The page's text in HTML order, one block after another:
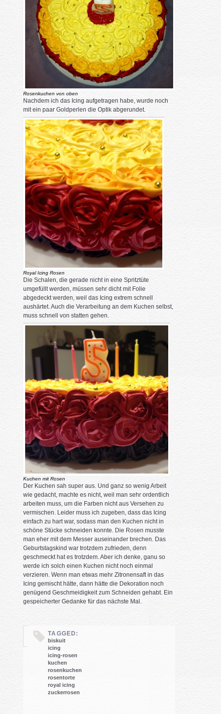
Rosenkuchen von oben
Nachdem ich das Icing aufgetragen habe, wurde noch
mit ein paar Goldperlen die Optik abgerundet.
Royal Icing Rosen
Die Schalen, die gerade nicht in eine Spritztüte
umgefüllt werden, müssen sehr dicht mit Folie
abgedeckt werden, weil das Icing extrem schnell
aushärtet. Auch die Verarbeitung an dem Kuchen selbst,
muss schnell von statten gehen.
Kuchen mit Rosen
Der Kuchen sah super aus. Und ganz so wenig Arbeit
wie gedacht, machte es nicht, weil man sehr ordentlich
arbeiten muss, um die Farben nicht aus Versehen zu
vermischen. Leider muss ich zugeben, dass das Icing
einfach zu hart war, sodass man den Kuchen nicht in
schöne Stücke schneiden konnte. Die Rosen musste
man eher mit dem Messer auseinander brechen. Das
Geburtstagskind war trotzdem zufrieden, denn
geschmeckt hat es trotzdem. Aber ich denke, ganu so
werde ich solch einen Kuchen nicht noch einmal
verzieren. Wenn man etwas mehr Zitronensaft in das
Icing gemischt hätte, dann hätte die Dekoration noch
genügend Geschmeidigkeit zum Schneiden gehabt. Ein
gespeicherter Gedanke für das nächste Mal.
TAGGED:
biskuit
icing
icing-rosen
kuchen
rosenkuchen
rosentorte
royal icing
zuckerrosen